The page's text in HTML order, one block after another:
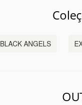
BLACK ANGELS